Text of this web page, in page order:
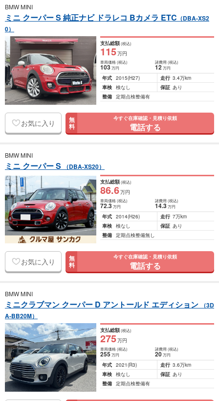
BMW MINI
ミニ クーパー S 純正ナビ ドラレコ Bカメラ ETC （DBA-XS2
0）
支払総額(税込)
115万円
車両価格(税込)
103万円
諸費用 (税込)
12 万円
年式 2015(H27) 走行 3.4万km
車検 検なし 保証 あり
整備 定期点検整備有
お気に入り 無
料
今すぐ在庫確認・見積り依頼
電話する
BMW MINI
ミニ クーパー S （DBA-XS20）
支払総額(税込)
86.6万円
車両価格(税込)
72.3万円
諸費用 (税込)
14.3 万円
年式 2014(H26) 走行 7万km
車検 検なし 保証 あり
整備 定期点検整備無し
お気に入り 無
料
今すぐ在庫確認・見積り依頼
電話する
BMW MINI
ミニクラブマン クーパー D アントールド エディション
（3D
A-BB20M）
支払総額(税込)
275万円
車両価格(税込)
255万円
諸費用 (税込)
20 万円
年式 2021(R3) 走行 3.6万km
車検 検なし 保証 あり
整備 定期点検整備有